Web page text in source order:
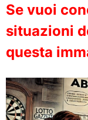
Se vuoi
situazioni
questa